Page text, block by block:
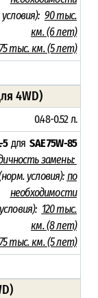
90 тыс.
км. (6 лет)
75 тыс. км. (5 лет)
4WD)
0.48-0.52 л.
5 дляSAE 75W-85
замены:
условия): по
необходимости
120 тыс.
км. (8 лет)
75 тыс. км. (5 лет)